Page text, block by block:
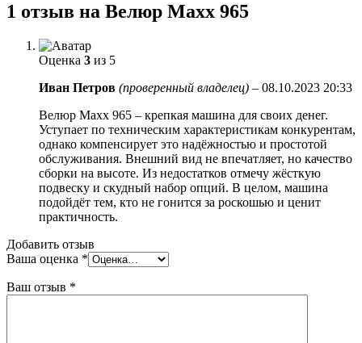
1 отзыв на Велюр Maxx 965
Оценка 3 из 5
Иван Петров (проверенный владелец) – 08.10.2023 20:33
Велюр Maxx 965 – крепкая машина для своих денег.
Уступает по техническим характеристикам конкурентам,
однако компенсирует это надёжностью и простотой
обслуживания. Внешний вид не впечатляет, но качество
сборки на высоте. Из недостатков отмечу жёсткую
подвеску и скудный набор опций. В целом, машина
подойдёт тем, кто не гонится за роскошью и ценит
практичность.
Добавить отзыв
Ваша оценка *
Ваш отзыв *